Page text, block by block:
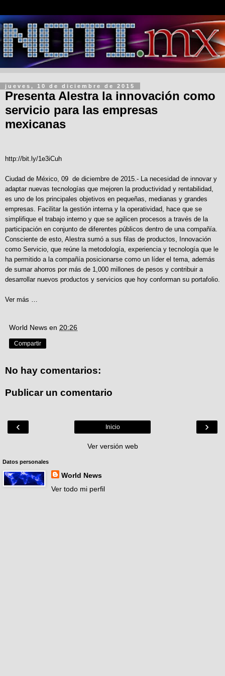
jueves, 10 de diciembre de 2015
Presenta Alestra la innovación como
servicio para las empresas
mexicanas
http://bit.ly/1e3iCuh
Ciudad de México, 09 de diciembre de 2015.- La necesidad de innovar y
adaptar nuevas tecnologías que mejoren la productividad y rentabilidad,
es uno de los principales objetivos en pequeñas, medianas y grandes
empresas. Facilitar la gestión interna y la operatividad, hace que se
simplifique el trabajo interno y que se agilicen procesos a través de la
participación en conjunto de diferentes públicos dentro de una compañía.
Consciente de esto, Alestra sumó a sus filas de productos, Innovación
como Servicio, que reúne la metodología, experiencia y tecnología que le
ha permitido a la compañía posicionarse como un líder el tema, además
de sumar ahorros por más de 1,000 millones de pesos y contribuir a
desarrollar nuevos productos y servicios que hoy conforman su portafolio.
Ver más …
World News en 20:26
Compartir
No hay comentarios:
Publicar un comentario
‹ ›
Inicio
Ver versión web
Datos personales
World News
Ver todo mi perfil